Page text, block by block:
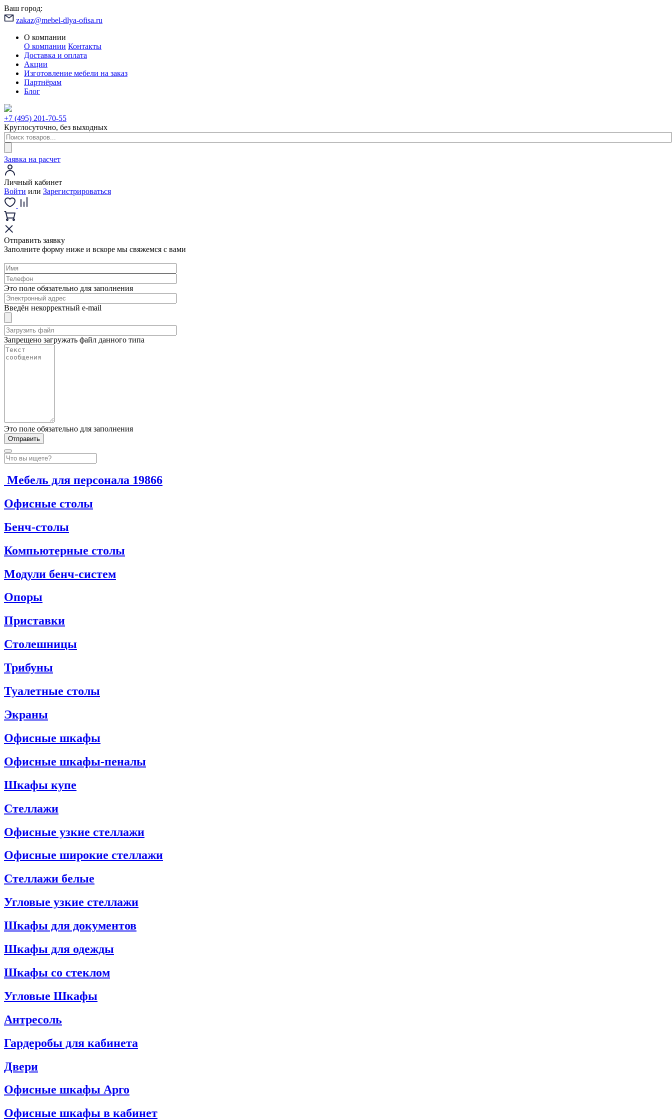
Ваш город:
zakaz@mebel-dlya-ofisa.ru
О компании
О компании Контакты
Доставка и оплата
Акции
Изготовление мебели на заказ
Партнёрам
Блог
+7 (495) 201-70-55
Круглосуточно, без выходных
Заявка на расчет
Личный кабинет
Войти или Зарегистрироваться
Отправить заявку
Заполните форму ниже и вскоре мы свяжемся с вами
Это поле обязательно для заполнения
Введён некорректный e-mail
Запрещено загружать файл данного типа
Это поле обязательно для заполнения
Мебель для персонала 19866
Офисные столы
Бенч-столы
Компьютерные столы
Модули бенч-систем
Опоры
Приставки
Столешницы
Трибуны
Туалетные столы
Экраны
Офисные шкафы
Офисные шкафы-пеналы
Шкафы купе
Стеллажи
Офисные узкие стеллажи
Офисные широкие стеллажи
Стеллажи белые
Угловые узкие стеллажи
Шкафы для документов
Шкафы для одежды
Шкафы со стеклом
Угловые Шкафы
Антресоль
Гардеробы для кабинета
Двери
Офисные шкафы Арго
Офисные шкафы в кабинет